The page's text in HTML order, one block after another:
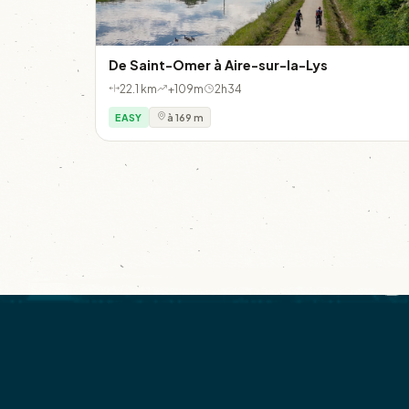
De Saint-Omer à Aire-sur-la-Lys
22.1 km +109m 2h34
EASY à 169 m